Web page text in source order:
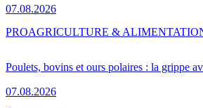
07.08.2026
Poulets, bovins et ours polaires : la grippe
07.08.2026
PROAGRICULTURE &